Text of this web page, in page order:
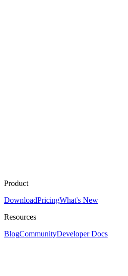
Product
DownloadPricingWhat's New
Resources
BlogCommunityDeveloper Docs